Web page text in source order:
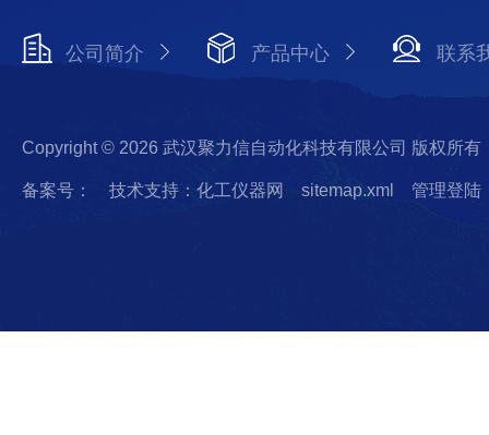
公司简介 产品中心 联系
Copyright © 2026 武汉聚力信自动化科技有限公司 版权所有
备案号： 技术支持：化工仪器网 sitemap.xml 管理登陆